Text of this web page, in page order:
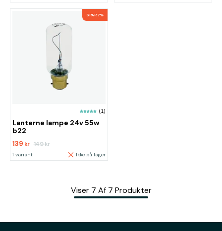
SPAR 7%
(1)
Lanterne lampe 24v 55w
b22
139 kr 149kr
1 variant Ikke på lager
Viser 7 Af 7 Produkter